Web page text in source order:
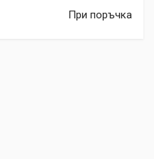
При поръчка